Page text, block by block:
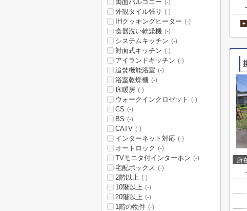
-
+
所
-
-
両面バルコニー (-)
外観タイル張り (-)
IHクッキングヒーター (-)
食器洗い乾燥機 (-)
システムキッチン (-)
対面式キッチン (-)
アイランドキッチン (-)
追焚機能浴室 (-)
浴室乾燥機 (-)
床暖房 (-)
ウォークインクロゼット (-)
CS (-)
BS (-)
CATV (-)
インターネット対応 (-)
オートロック (-)
TVモニタ付インターホン (-)
宅配ボックス (-)
2階以上 (-)
10階以上 (-)
20階以上 (-)
1階の物件 (-)